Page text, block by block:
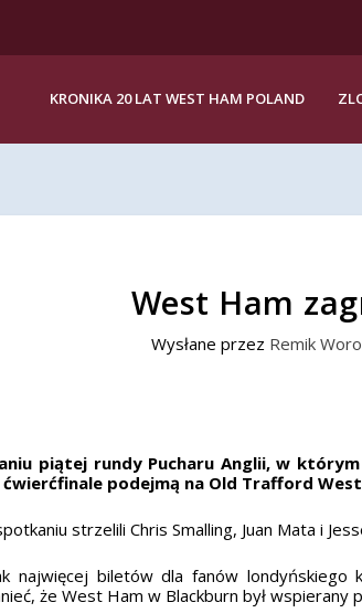
KRONIKA 20 LAT WEST HAM POLAND
West Ham
Wysłane przez Remik
piątej rundy Pucharu Anglii, w
podejmą na Old Trafford
strzelili Chris Smalling, Juan Mata i
najwięcej biletów dla fanów
że West Ham w Blackburn był wspierany